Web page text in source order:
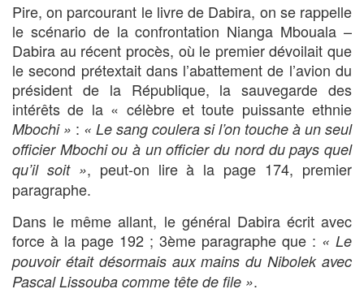
Pire, on parcourant le livre de Dabira, on se rappelle
le scénario de la confrontation Nianga Mbouala –
Dabira au récent procès, où le premier dévoilait que
le second prétextait dans l’abattement de l’avion du
président de la République, la sauvegarde des
intérêts de la « célèbre et toute puissante ethnie
Mbochi » : « Le sang coulera si l’on touche à un seul
officier Mbochi ou à un officier du nord du pays quel
qu’il soit », peut-on lire à la page 174, premier
paragraphe.
Dans le même allant, le général Dabira écrit avec
force à la page 192 ; 3ème paragraphe que : « Le
pouvoir était désormais aux mains du Nibolek avec
Pascal Lissouba comme tête de file ».